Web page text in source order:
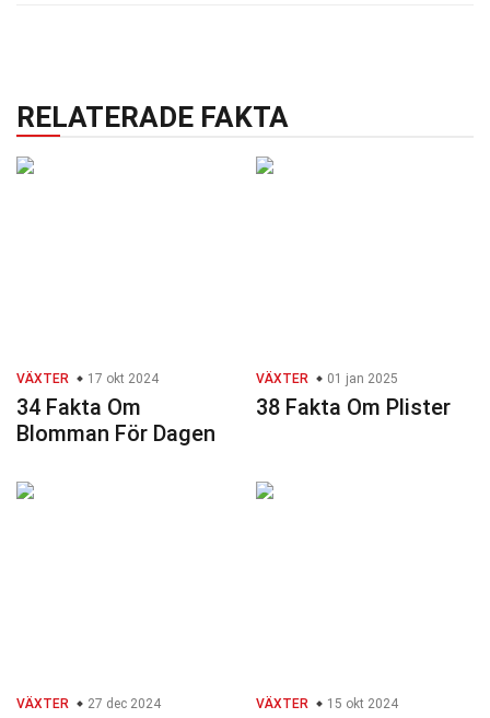
RELATERADE FAKTA
VÄXTER 17 okt 2024
34 Fakta Om
Blomman För Dagen
VÄXTER 01 jan 2025
38 Fakta Om Plister
VÄXTER 27 dec 2024 VÄXTER 15 okt 2024